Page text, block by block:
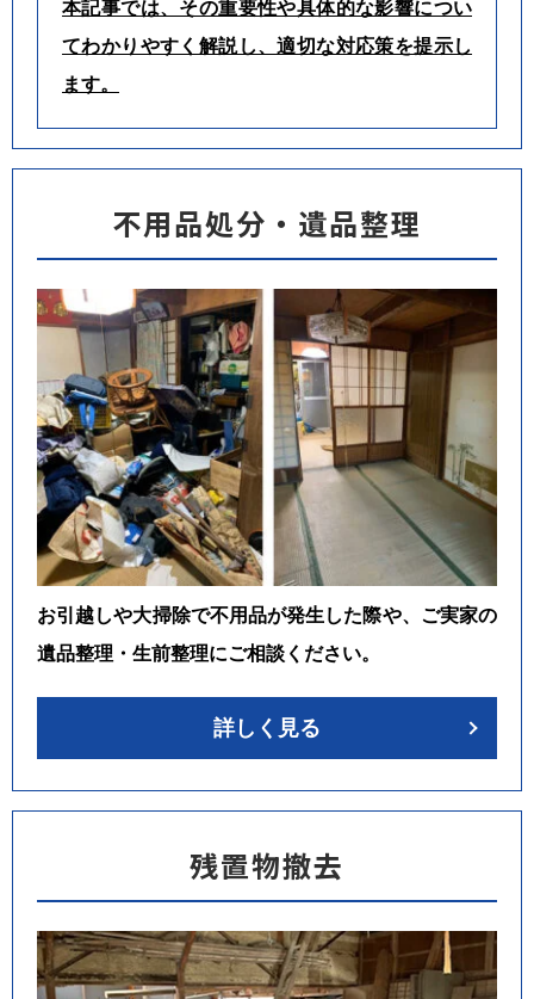
本記事では、その重要性や具体的な影響につい
てわかりやすく解説し、適切な対応策を提示し
ます。
不用品処分・遺品整理
お引越しや大掃除で不用品が発生した際や、ご実家の
遺品整理・生前整理にご相談ください。
詳しく見る
残置物撤去